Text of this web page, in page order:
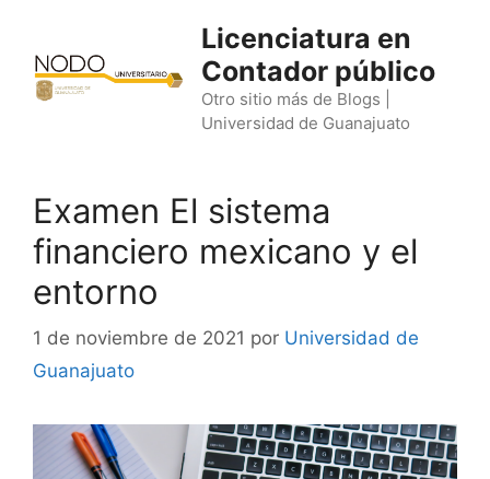
contenido
Licenciatura en
Contador público
Otro sitio más de Blogs |
Universidad de Guanajuato
Examen El sistema
financiero mexicano y el
entorno
1 de noviembre de 2021 por Universidad de
Guanajuato